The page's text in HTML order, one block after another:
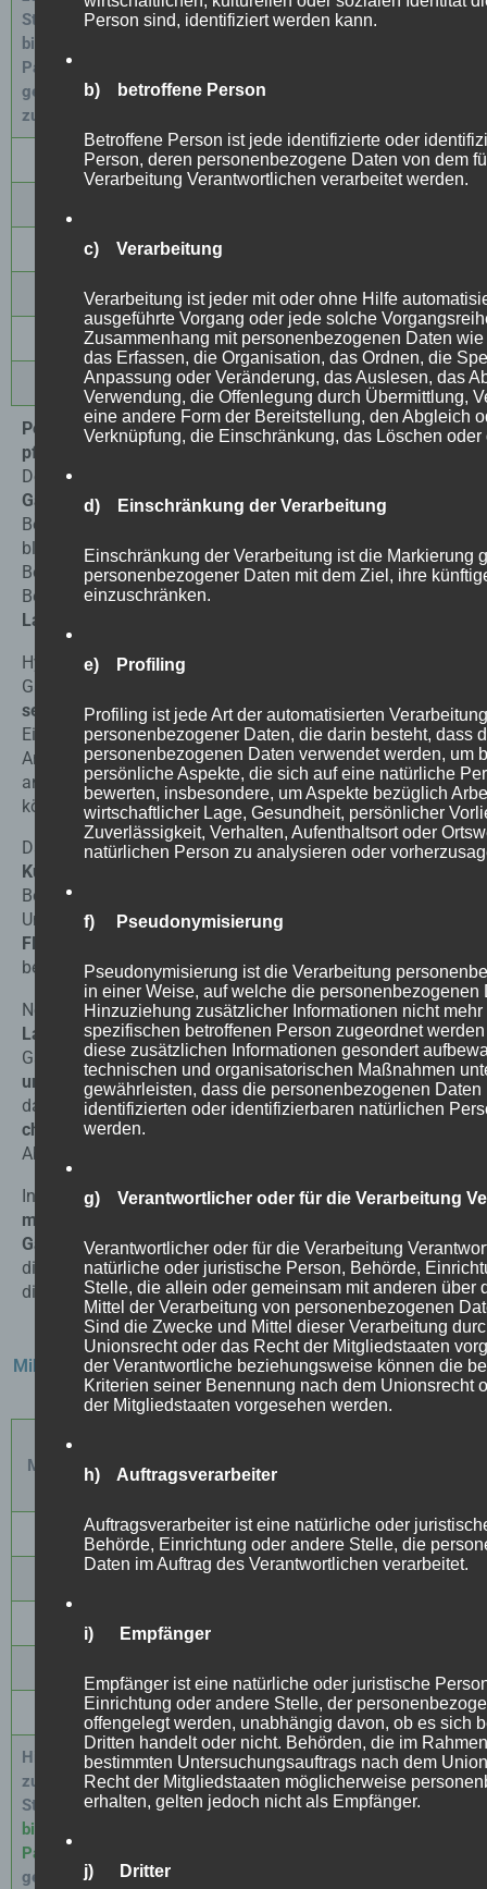
Stellen Sie dort
bitte Ihr LIVE
Paket-Boden
gewünscht
zusammen.
70m² 875,00€ 12,50€
90m² 1.126,00 €
100m² 1.250,00 € 12,50 €
150m² 1.875,00 € 12,50 €
200m² 2.750,00€ 12,50€
Perfekter Gastronomie Boden, lange haltbar und
pflegeleicht.
Der Bodenbelag spielt
Gastronomiebetrieben. Er hat eine Vielzahl von
Bedeutungen und Auswirkungen, die weit über das
bloße Aussehen hinausgehen. Ein angemessener
Bodenbelag ist für Gastronomiebetriebe von großer
Bedeutung, da er dieGesamthygiene, Sicherheit und
Langlebigkeit des Betriebs beeinflusst.
Hygiene ist ein entscheidender Aspekt in der
Gastronomie.
sein und eine hygienische Umgebung gewährleisten.
Eine gute Reinigungsfähigkeit verhindert die
Ansammlung von Schmutz, Bakterien und Keimen, die
ansonsten zu einerKontaminationsgefahrführen
könnten.
Darüber hinaus ist dieSicherheit der Mitarbeiter und
Kunden von größter Bedeutung.
Bodenbelag minimiert das Risiko von Stürzen und
Unfällen,insbesondere in Bereichen, in denen
Flüssigkeiten verschüttet werden können
beispielsweise in Küchen und Servicebereichen [2].
Neben der Hygiene und Sicherheit spielt auchdie
Langlebigkeit des Bodenbelags eine wichtige Rolle.
Gastronomiebetriebehaben einen hohen Durchlauf
und sind stark frequentiert. Der Bodenbelag muss
daher widerstandsfähiggegenüber mechanischer,
chemischer und thermischer Belastung sein
Abnutzung und Beschädigungen zu vermeiden.
Insgesamt trägt eingeeigneter Bodenbelag
maßgeblich zur positiven Wahrnehmung des
Gastronomiebetriebs bei.Er kann das Ambiente und
die Atmosphäre des Restaurants unterstreichen und
die Gesamterfahrung der Gäste verbessern.
Mikrozement Wand und Bodenbeschichtung GO! - Ready to
use
M² Paket / Set´s
Inkl. MwSt. + Inkl.
10m² 153 € 15,30 €
30m²
50m² 765 € 15,30 €
Hier gelangen Sie
zum Produkt.
Stellen Siedort
bitte Ihr GO!
Paket
gewünscht
Person sind, identifiziert werden kann.
b) betroffene Person
Betroffene Person ist jede identifizierte oder
Person, deren personenbezogene Daten von dem
Verarbeitung Verantwortlichen verarbeitet werden.
c) Verarbeitung
Verarbeitung ist jeder mit oder ohne Hilfe
ausgeführte Vorgang oder jede solche
Zusammenhang mit personenbezogenen Daten
das Erfassen, die Organisation, das Ordnen, die
Anpassung oder Veränderung, das Auslesen, das
Verwendung, die Offenlegung durch Übermittlung,
eine andere Form der Bereitstellung, den Abgleich
Verknüpfung, die Einschränkung, das Löschen oder
d) Einschränkung der Verarbeitung
Einschränkung der Verarbeitung ist die Markierung
personenbezogener Daten mit dem Ziel, ihre
einzuschränken.
e) Profiling
Profiling ist jede Art der automatisierten Verarbeitung
personenbezogener Daten, die darin besteht, dass
personenbezogenen Daten verwendet werden, um
persönliche Aspekte, die sich auf eine natürliche
bewerten, insbesondere, um Aspekte bezüglich
wirtschaftlicher Lage, Gesundheit, persönlicher
Zuverlässigkeit, Verhalten, Aufenthaltsort oder
natürlichen Person zu analysieren oder
f) Pseudonymisierung
Pseudonymisierung ist die Verarbeitung
in einer Weise, auf welche die personenbezogenen
Hinzuziehung zusätzlicher Informationen nicht mehr
spezifischen betroffenen Person zugeordnet
diese zusätzlichen Informationen gesondert
technischen und organisatorischen Maßnahmen
gewährleisten, dass die personenbezogenen Daten
identifizierten oder identifizierbaren natürlichen
werden.
g) Verantwortlicher oder für die Verarbeitung
Verantwortlicher oder für die Verarbeitung
natürliche oder juristische Person, Behörde,
Stelle, die allein oder gemeinsam mit anderen über
Mittel der Verarbeitung von personenbezogenen
Sind die Zwecke und Mittel dieser Verarbeitung
Unionsrecht oder das Recht der Mitgliedstaaten
der Verantwortliche beziehungsweise können die
Kriterien seiner Benennung nach dem Unionsrecht
der Mitgliedstaaten vorgesehen werden.
h) Auftragsverarbeiter
Auftragsverarbeiter ist eine natürliche oder
Behörde, Einrichtung oder andere Stelle, die
Daten im Auftrag des Verantwortlichen verarbeitet.
i) Empfänger
Empfänger ist eine natürliche oder juristische
Einrichtung oder andere Stelle, der
offengelegt werden, unabhängig davon, ob es sich
Dritten handelt oder nicht. Behörden, die im
bestimmten Untersuchungsauftrags nach dem
Recht der Mitgliedstaaten möglicherweise
erhalten, gelten jedoch nicht als Empfänger.
j) Dritter